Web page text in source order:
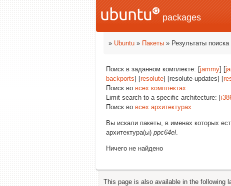
packages
» Ubuntu » Пакеты » Результаты поиска
Поиск в заданном комплекте: [jammy] [
backports] [resolute] [resolute-updates] [
Поиск во всех комплектах
Limit search to a specific architecture: [
Поиск во всех архитектурах
Вы искали пакеты, в именах которых
архитектура(ы) ppc64el.
Ничего не найдено
This page is also available in the following